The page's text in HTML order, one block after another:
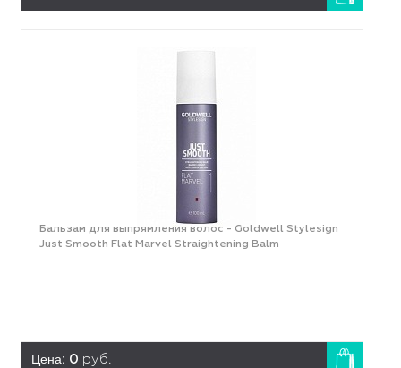
Бальзам для выпрямления волос - Goldwell Stylesign
Just Smooth Flat Marvel Straightening Balm
Цена: 0 руб.